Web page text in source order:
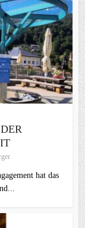
hat das